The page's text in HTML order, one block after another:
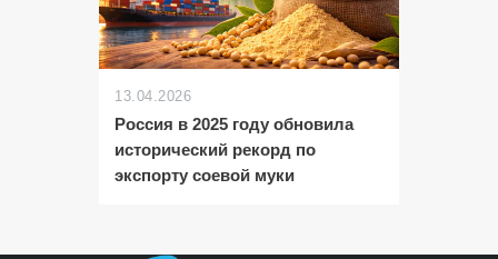
13.04.2026
Россия в 2025 году обновила
исторический рекорд по
экспорту соевой муки